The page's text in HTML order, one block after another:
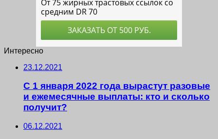
Интересно
23.12.2021
С 1 января 2022 года вырастут разовые
и ежемесячные выплаты: кто и сколько
получит?
06.12.2021